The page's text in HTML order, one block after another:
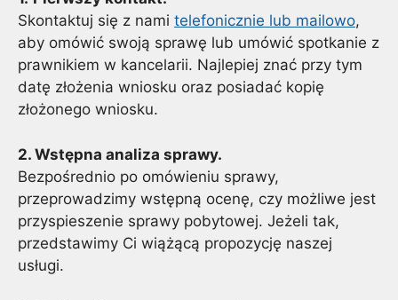
Skontaktuj się z nami telefonicznie lub mailowo,
aby omówić swoją sprawę lub umówić spotkanie z
prawnikiem w kancelarii. Najlepiej znać przy tym
datę złożenia wniosku oraz posiadać kopię
złożonego wniosku.
2. Wstępna analiza sprawy.
Bezpośrednio po omówieniu sprawy,
przeprowadzimy wstępną ocenę, czy możliwe jest
przyspieszenie sprawy pobytowej. Jeżeli tak,
przedstawimy Ci wiążącą propozycję naszej
usługi.